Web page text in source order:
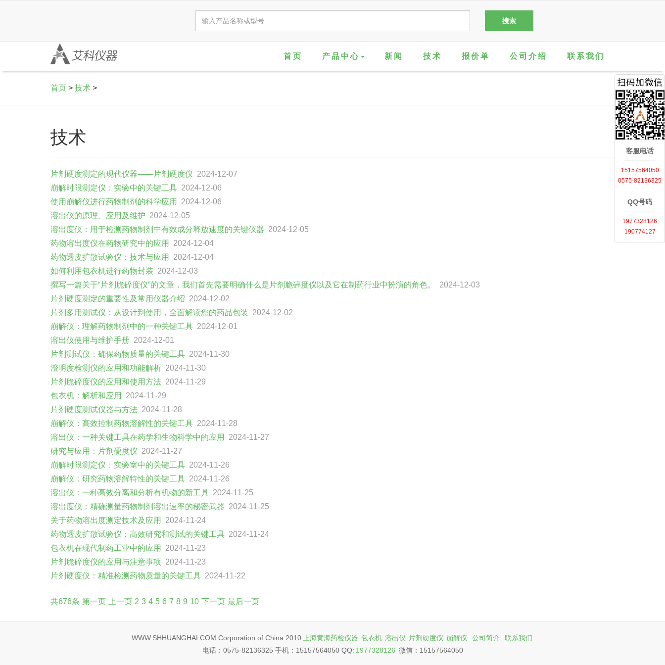
首页 产品中心 新闻 技术 报价单 公司介绍 联系我们
首页 > 技术 >
技术
片剂硬度测定的现代仪器——片剂硬度仪 2024-12-07
崩解时限测定仪：实验中的关键工具 2024-12-06
使用崩解仪进行药物制剂的科学应用
2024-12-06
溶出仪的原理、应用及维护 2024-12-05
溶出度仪：用于检测药物制剂中有效成分释放速度的关键仪器 2024-12-05
药物溶出度仪在药物研究中的应用
2024-12-04
药物透皮扩散试验仪：技术与应用
2024-12-04
如何利用包衣机进行药物封装 2024-12-03
撰写一篇关于“片剂脆碎度仪”的文章，我们首先需要明确什么是片剂脆碎度仪以及它在制药行业中扮演的角色。
2024-12-03
片剂硬度测定的重要性及常用仪器介绍 2024-12-02
片剂多用测试仪：从设计到使用，全面解读您的药品包装 2024-12-02
崩解仪：理解药物制剂中的一种关键工具 2024-12-01
溶出仪使用与维护手册 2024-12-01
片剂测试仪：确保药物质量的关键工具 2024-11-30
澄明度检测仪的应用和功能解析 2024-11-30
片剂脆碎度仪的应用和使用方法 2024-11-29
包衣机：解析和应用
2024-11-29
片剂硬度测试仪器与方法 2024-11-28
崩解仪：高效控制药物溶解性的关键工具 2024-11-28
溶出仪：一种关键工具在药学和生物科学中的应用
2024-11-27
研究与应用：片剂硬度仪 2024-11-27
崩解时限测定仪：实验室中的关键工具 2024-11-26
崩解仪：研究药物溶解特性的关键工具 2024-11-26
溶出仪：一种高效分离和分析有机物的新工具 2024-11-25
溶出度仪：精确测量药物制剂溶出速率的秘密武器 2024-11-25
关于药物溶出度测定技术及应用
2024-11-24
药物透皮扩散试验仪：高效研究和测试的关键工具 2024-11-24
包衣机在现代制药工业中的应用
2024-11-23
片剂脆碎度仪的应用与注意事项 2024-11-23
片剂硬度仪：精准检测药物质量的关键工具 2024-11-22
共676条 第一页 上一页 2 3 4 5 6 7 8 9 10 下一页 最后一页
WWW.SHHUANGHAI.COM Corporation of China 2010 上海黄海药检仪器 包衣机 溶出仪 片剂硬度仪 崩解仪 公司简介
联系我们
电话：0575-82136325 手机：15157564050 QQ: 1977328126 微信：15157564050
客服电话
15157564050
0575-82136325
QQ号码
1977328126
190774127